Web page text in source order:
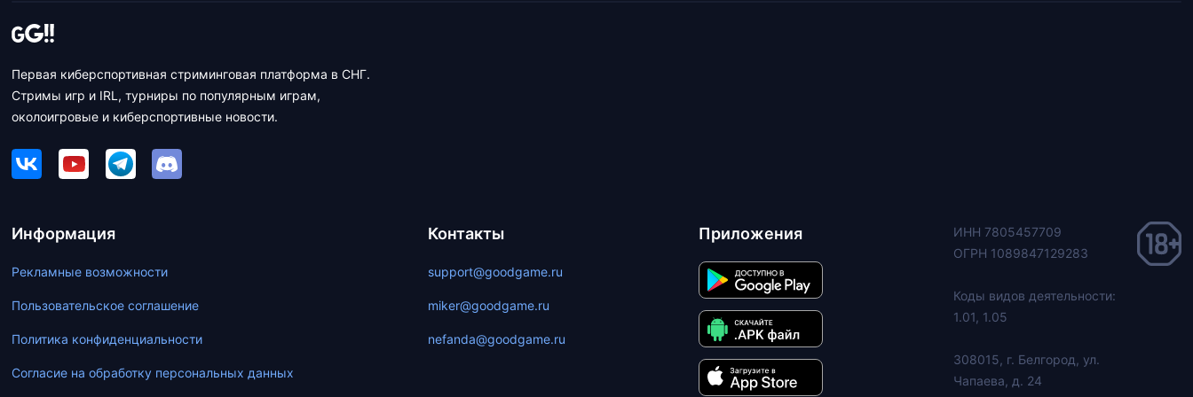
Первая киберспортивная стриминговая платформа в СНГ.
Стримы игр и IRL, турниры по популярным играм,
околоигровые и киберспортивные новости.
Информация
Рекламные возможности
Пользовательское соглашение
Политика конфиденциальности
Согласие на обработку персональных данных
Контакты
support@goodgame.ru
miker@goodgame.ru
nefanda@goodgame.ru
Приложения
ИНН 7805457709
ОГРН 1089847129283
Коды видов деятельности:
1.01, 1.05
308015, г. Белгород, ул.
Чапаева, д. 24